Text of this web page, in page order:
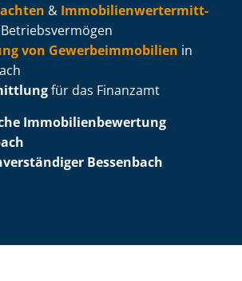
& Im­mo­bi­li­en­wert­ermitt­
von Ge­wer­be­im­mo­bi­li­en in
für das Finanzamt
Im­mo­bi­li­en­be­wer­tung
Bessenbach